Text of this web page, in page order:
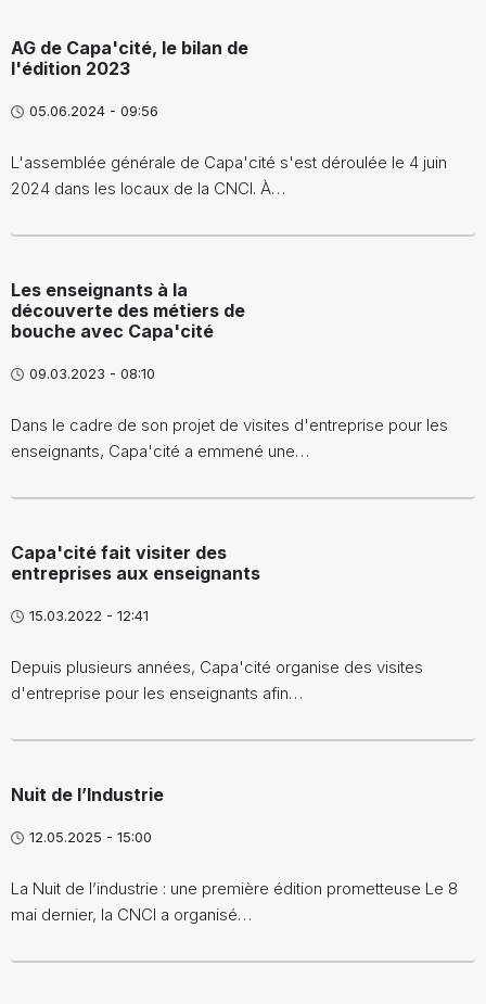
AG de Capa'cité, le bilan de
l'édition 2023
05.06.2024 - 09:56
L'assemblée générale de Capa'cité s'est déroulée le 4 juin
2024 dans les locaux de la CNCI. À…
Les enseignants à la
découverte des métiers de
bouche avec Capa'cité
09.03.2023 - 08:10
Dans le cadre de son projet de visites d'entreprise pour les
enseignants, Capa'cité a emmené une…
Capa'cité fait visiter des
entreprises aux enseignants
15.03.2022 - 12:41
Depuis plusieurs années, Capa'cité organise des visites
d'entreprise pour les enseignants afin…
Nuit de l’Industrie
12.05.2025 - 15:00
La Nuit de l’industrie : une première édition prometteuse Le 8
mai dernier, la CNCI a organisé…